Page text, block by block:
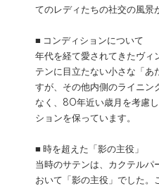
てのレディたちの社交の風景
■ コンディションについて
年代を経て愛されてきたヴィ
テンに目立たない小さな「あ
すが、その他内側のライニン
なく、80年近い歳月を考慮
ションを保っています。
■ 時を超えた「影の主役」
当時のサテンは、カクテルパ
おいて「影の主役」でした。